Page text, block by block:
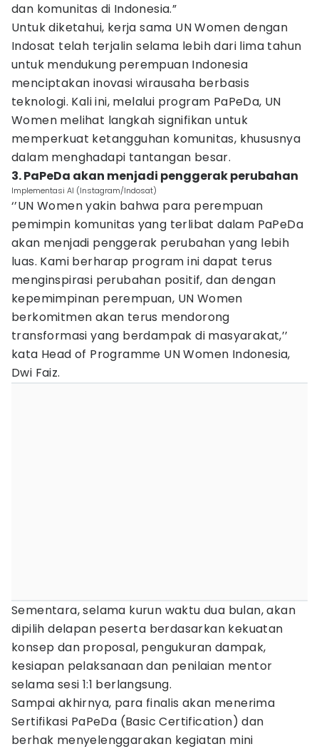
dan komunitas di Indonesia.”
Untuk diketahui, kerja sama UN Women dengan
Indosat telah terjalin selama lebih dari lima tahun
untuk mendukung perempuan Indonesia
menciptakan inovasi wirausaha berbasis
teknologi. Kali ini, melalui program PaPeDa, UN
Women melihat langkah signifikan untuk
memperkuat ketangguhan komunitas, khususnya
dalam menghadapi tantangan besar.
3. PaPeDa akan menjadi penggerak perubahan
Implementasi AI (Instagram/Indosat)
‘’UN Women yakin bahwa para perempuan
pemimpin komunitas yang terlibat dalam PaPeDa
akan menjadi penggerak perubahan yang lebih
luas. Kami berharap program ini dapat terus
menginspirasi perubahan positif, dan dengan
kepemimpinan perempuan, UN Women
berkomitmen akan terus mendorong
transformasi yang berdampak di masyarakat,’’
kata Head of Programme UN Women Indonesia,
Dwi Faiz.
Sementara, selama kurun waktu dua bulan, akan
dipilih delapan peserta berdasarkan kekuatan
konsep dan proposal, pengukuran dampak,
kesiapan pelaksanaan dan penilaian mentor
selama sesi 1:1 berlangsung.
Sampai akhirnya, para finalis akan menerima
Sertifikasi PaPeDa (Basic Certification) dan
berhak menyelenggarakan kegiatan mini